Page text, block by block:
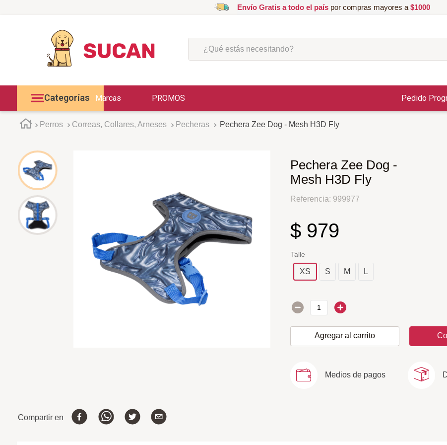
Envío Gratis a todo el paíspor compras mayores a $1000
¿Qué estás necesitando?
Categorías Marcas PROMOS Pedido
Perros Correas, Collares, Arneses Pecheras Pechera Zee Dog - Mesh H3D Fly
Pechera Zee Dog -
Mesh H3D Fly
Referencia: 999977
$ 979
Talle
XS S M L
Agregar al carrito
Medios de pagos
Compartir en